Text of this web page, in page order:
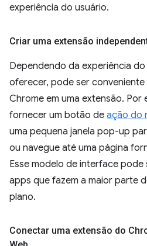
experiência do usuário.
Criar uma extensão
Dependendo da experiência
oferecer, pode ser
Chrome em uma extensão. Por
fornecer um botão de ação do
uma pequena janela pop-up
ou navegue até uma página
Esse modelo de interface
apps que fazem a maior parte
plano.
Conectar uma extensão do